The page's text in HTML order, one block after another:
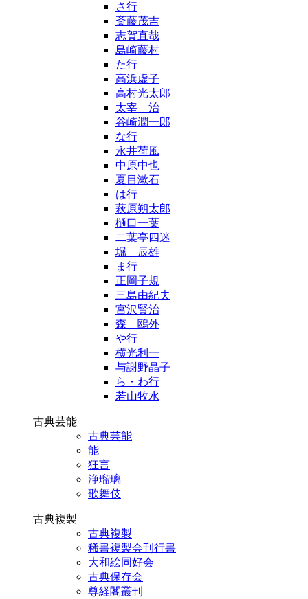
さ行
斎藤茂吉
志賀直哉
島崎藤村
た行
高浜虚子
高村光太郎
太宰 治
谷崎潤一郎
な行
永井荷風
中原中也
夏目漱石
は行
萩原朔太郎
樋口一葉
二葉亭四迷
堀 辰雄
ま行
正岡子規
三島由紀夫
宮沢賢治
森 鴎外
や行
横光利一
与謝野晶子
ら・わ行
若山牧水
古典芸能
古典芸能
能
狂言
浄瑠璃
歌舞伎
古典複製
古典複製
稀書複製会刊行書
大和絵同好会
古典保存会
尊経閣叢刊